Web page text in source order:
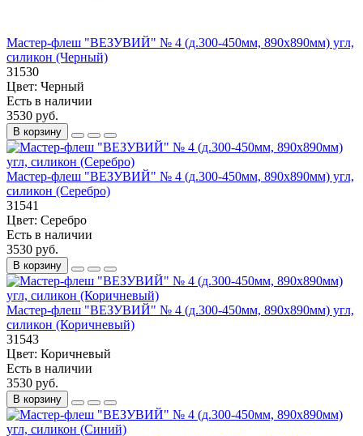
Мастер-флеш "ВЕЗУВИЙ" № 4 (д.300-450мм, 890х890мм) угл,
силикон (Черный)
31530
Цвет: Черный
Есть в наличии
3530 руб.
В корзину
Мастер-флеш "ВЕЗУВИЙ" № 4 (д.300-450мм, 890х890мм) угл,
силикон (Серебро)
31541
Цвет: Серебро
Есть в наличии
3530 руб.
В корзину
Мастер-флеш "ВЕЗУВИЙ" № 4 (д.300-450мм, 890х890мм) угл,
силикон (Коричневый)
31543
Цвет: Коричневый
Есть в наличии
3530 руб.
В корзину